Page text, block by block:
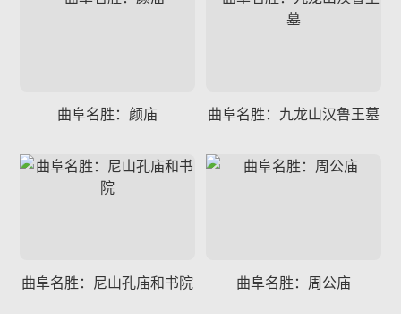
曲阜名胜：颜庙 曲阜名胜：九龙山汉鲁王墓
曲阜名胜：尼山孔庙和书院 曲阜名胜：周公庙